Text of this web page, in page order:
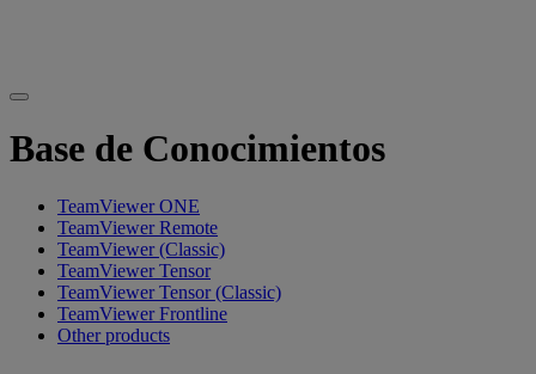
Base de Conocimientos
TeamViewer ONE
TeamViewer Remote
TeamViewer (Classic)
TeamViewer Tensor
TeamViewer Tensor (Classic)
TeamViewer Frontline
Other products